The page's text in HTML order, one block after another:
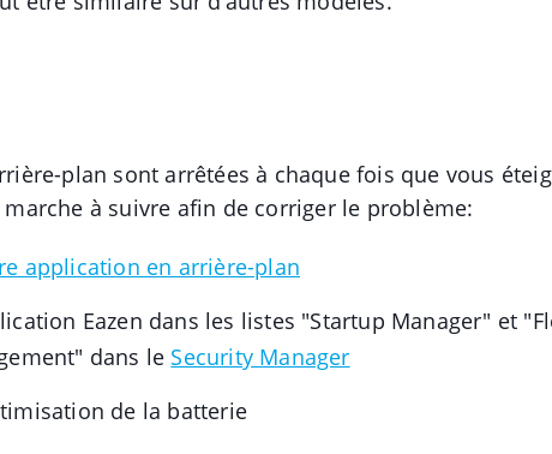
plan sont arrêtées à chaque fois que vous
à suivre afin de corriger le problème:
application en arrière-plan
Eazen dans les listes "Startup Manager" et
dans le Security Manager
de la batterie